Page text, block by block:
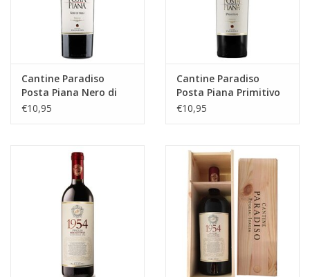
Cantine Paradiso
Posta Piana Nero di
Troia 2023, Puglia
€10,95
Cantine Paradiso
Posta Piana Primitivo
2023, I.G.P. Puglia
€10,95